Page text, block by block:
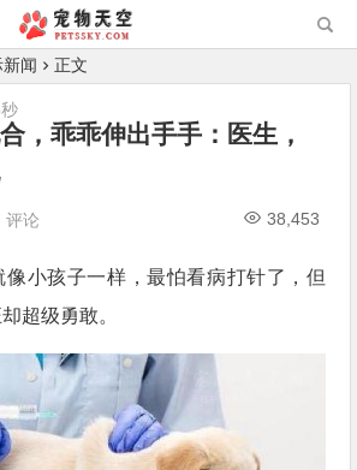
新闻 正文
，乖乖伸出手手：医生，
评论 38,453
像小孩子一样，最怕看病打针了，但
超级勇敢。